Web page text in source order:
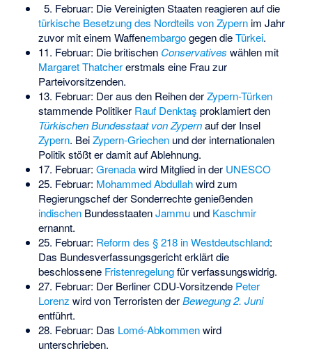
5. Februar: Die Vereinigten Staaten reagieren auf die
türkische Besetzung des Nordteils von Zypernim Jahr
zuvor mit einem Waffenembargogegen dieTürkei.
11. Februar: Die britischen Conservatives wählen mit
Margaret Thatchererstmals eine Frau zur
Parteivorsitzenden.
13. Februar: Der aus den Reihen derZypern-Türken
stammende Politiker Rauf Denktaş proklamiert den
Türkischen Bundesstaat von Zypernauf der Insel
Zypern. BeiZypern-Griechenund der internationalen
Politik stößt er damit auf Ablehnung.
17. Februar: Grenadawird Mitglied in der UNESCO
25. Februar: Mohammed Abdullahwird zum
Regierungschef der Sonderrechte genießenden
indischenBundesstaatenJammuund Kaschmir
ernannt.
25. Februar: Reform des § 218 in Westdeutschland:
Das Bundesverfassungsgericht erklärt die
beschlossene Fristenregelungfür verfassungswidrig.
27. Februar: Der Berliner CDU-Vorsitzende Peter
Lorenz wird von Terroristen derBewegung 2. Juni
entführt.
28. Februar: Das Lomé-Abkommenwird
unterschrieben.